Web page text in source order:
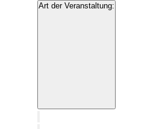
schließen
Art der Veranstaltung:
Filter